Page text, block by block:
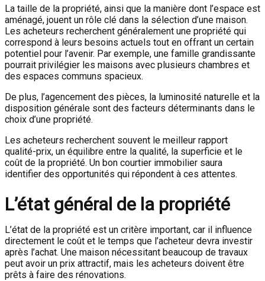
La taille de la propriété, ainsi que la manière dont l’espace est
aménagé, jouent un rôle clé dans la sélection d’une maison.
Les acheteurs recherchent généralement une propriété qui
correspond à leurs besoins actuels tout en offrant un certain
potentiel pour l’avenir. Par exemple, une famille grandissante
pourrait privilégier les maisons avec plusieurs chambres et
des espaces communs spacieux.
De plus, l’agencement des pièces, la luminosité naturelle et la
disposition générale sont des facteurs déterminants dans le
choix d’une propriété.
Les acheteurs recherchent souvent le meilleur rapport
qualité-prix, un équilibre entre la qualité, la superficie et le
coût de la propriété. Un bon courtier immobilier saura
identifier des opportunités qui répondent à ces attentes.
L’état général de la propriété
L’état de la propriété est un critère important, car il influence
directement le coût et le temps que l’acheteur devra investir
après l’achat. Une maison nécessitant beaucoup de travaux
peut avoir un prix attractif, mais les acheteurs doivent être
prêts à faire des rénovations.